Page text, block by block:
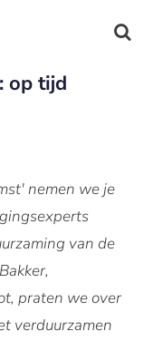
op tijd
nemen we je
van de
praten we over
verduurzamen